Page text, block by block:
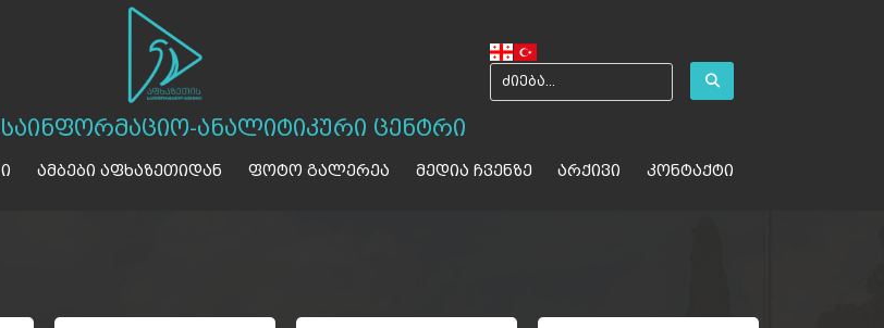
ანალიტიკური ცენტრი
ამბები აფხაზეთიდან ფოტო გალერეა მედია ჩვენზე არქივი კონტაქტი